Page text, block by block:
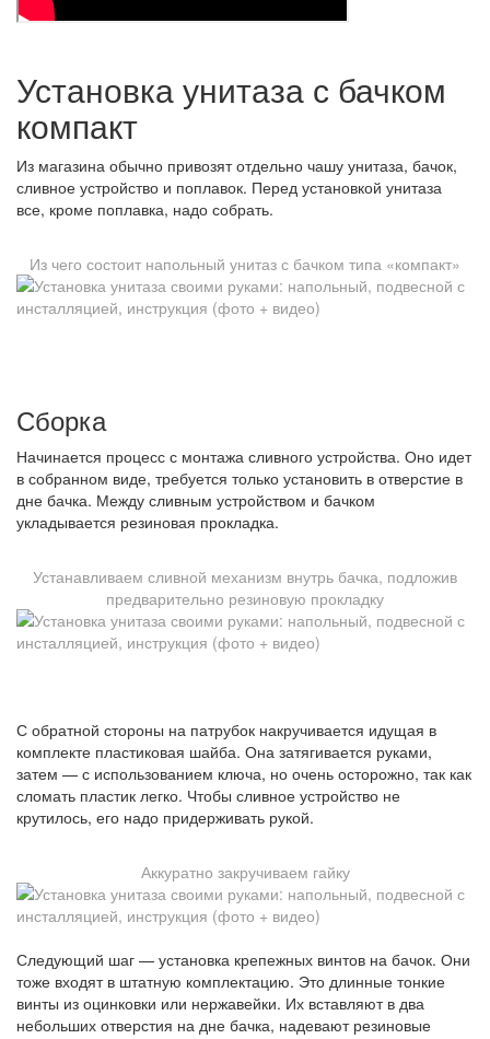
Установка унитаза с бачком
компакт
Из магазина обычно привозят отдельно чашу унитаза, бачок,
сливное устройство и поплавок. Перед установкой унитаза
все, кроме поплавка, надо собрать.
Из чего состоит напольный унитаз с бачком типа «компакт»
Сборка
Начинается процесс с монтажа сливного устройства. Оно идет
в собранном виде, требуется только установить в отверстие в
дне бачка. Между сливным устройством и бачком
укладывается резиновая прокладка.
Устанавливаем сливной механизм внутрь бачка, подложив
предварительно резиновую прокладку
С обратной стороны на патрубок накручивается идущая в
комплекте пластиковая шайба. Она затягивается руками,
затем — с использованием ключа, но очень осторожно, так как
сломать пластик легко. Чтобы сливное устройство не
крутилось, его надо придерживать рукой.
Аккуратно закручиваем гайку
Следующий шаг — установка крепежных винтов на бачок. Они
тоже входят в штатную комплектацию. Это длинные тонкие
винты из оцинковки или нержавейки. Их вставляют в два
небольших отверстия на дне бачка, надевают резиновые